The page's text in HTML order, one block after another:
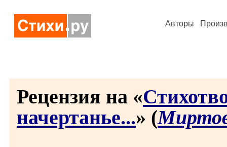
Авторы
Рецензия на «
начертанье...» (